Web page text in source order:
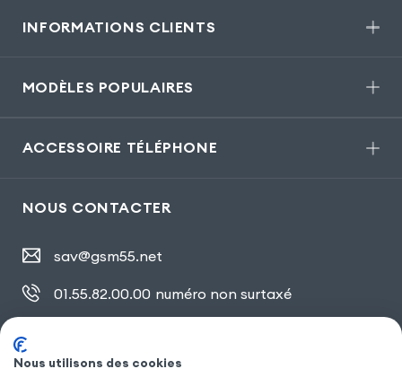
INFORMATIONS CLIENTS
MODÈLES POPULAIRES
ACCESSOIRE TÉLÉPHONE
NOUS CONTACTER
sav@gsm55.net
01.55.82.00.00 numéro non surtaxé
Nous utilisons des cookies